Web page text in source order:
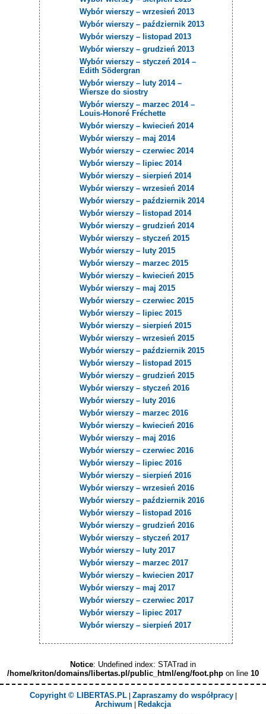
Wybór wierszy – wrzesień 2013
Wybór wierszy – październik 2013
Wybór wierszy – listopad 2013
Wybór wierszy – grudzień 2013
Wybór wierszy – styczeń 2014 –
Edith Södergran
Wybór wierszy – luty 2014 –
Wiersze do siostry
Wybór wierszy – marzec 2014 –
Louis-Honoré Fréchette
Wybór wierszy – kwiecień 2014
Wybór wierszy – maj 2014
Wybór wierszy – czerwiec 2014
Wybór wierszy – lipiec 2014
Wybór wierszy – sierpień 2014
Wybór wierszy – wrzesień 2014
Wybór wierszy – październik 2014
Wybór wierszy – listopad 2014
Wybór wierszy – grudzień 2014
Wybór wierszy – styczeń 2015
Wybór wierszy – luty 2015
Wybór wierszy – marzec 2015
Wybór wierszy – kwiecień 2015
Wybór wierszy – maj 2015
Wybór wierszy – czerwiec 2015
Wybór wierszy – lipiec 2015
Wybór wierszy – sierpień 2015
Wybór wierszy – wrzesień 2015
Wybór wierszy – październik 2015
Wybór wierszy – listopad 2015
Wybór wierszy – grudzień 2015
Wybór wierszy – styczeń 2016
Wybór wierszy – luty 2016
Wybór wierszy – marzec 2016
Wybór wierszy – kwiecień 2016
Wybór wierszy – maj 2016
Wybór wierszy – czerwiec 2016
Wybór wierszy – lipiec 2016
Wybór wierszy – sierpień 2016
Wybór wierszy – wrzesień 2016
Wybór wierszy – październik 2016
Wybór wierszy – listopad 2016
Wybór wierszy – grudzień 2016
Wybór wierszy – styczeń 2017
Wybór wierszy – luty 2017
Wybór wierszy – marzec 2017
Wybór wierszy – kwiecien 2017
Wybór wierszy – maj 2017
Wybór wierszy – czerwiec 2017
Wybór wierszy – lipiec 2017
Wybór wierszy – sierpień 2017
Notice: Undefined index: STATrad in
/home/kriton/domains/libertas.pl/public_html/eng/foot.php on line 10
Copyright © LIBERTAS.PL| Zapraszamy do współpracy|
Archiwum
Redakcja